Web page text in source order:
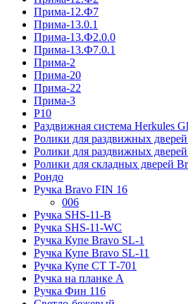
Прима-12.Ф7
Прима-13.0.1
Прима-13.Ф2.0.0
Прима-13.Ф7.0.1
Прима-2
Прима-20
Прима-22
Прима-3
Р10
Раздвижная система Herkules
Ролики для раздвижных
Ролики для раздвижных
Ролики для складных дверей
Рондо
Ручка Bravo FIN 16
006
Ручка SHS-11-B
Ручка SHS-11-WC
Ручка Купе Bravo SL-1
Ручка Купе Bravo SL-11
Ручка Купе СТ Т-701
Ручка на планке А
Ручка Фин 116